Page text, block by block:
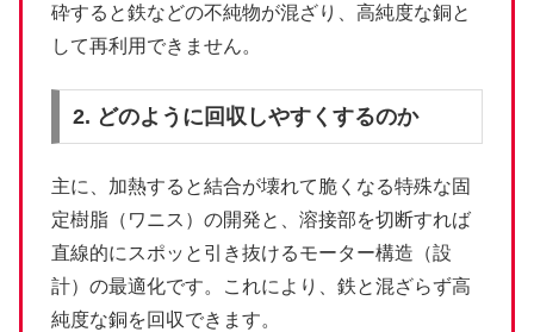
砕すると鉄などの不純物が混ざり、高純度な銅と
して再利用できません。
2. どのように回収しやすくするのか
主に、加熱すると結合が壊れて脆くなる特殊な固
定樹脂（ワニス）の開発と、溶接部を切断すれば
直線的にスポッと引き抜けるモーター構造（設
計）の最適化です。これにより、鉄と混ざらず高
純度な銅を回収できます。